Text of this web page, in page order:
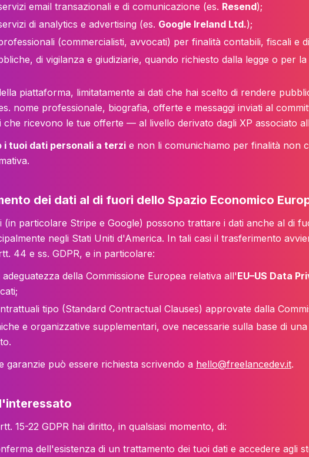
email transazionali e di comunicazione (es. Resend);
di analytics e advertising (es. Google Ireland Ltd.);
(commercialisti, avvocati) per finalità contabili, fiscali e
di vigilanza e giudiziarie, quando richiesto dalla legge o per
piattaforma, limitatamente ai dati che hai scelto di rendere
nome professionale, biografia, offerte e messaggi inviati al
che ricevono le tue offerte — al livello derivato dagli XP associato
i tuoi dati personali a terzi e non li comunichiamo per finalità non
dei dati al di fuori dello Spazio Economico
particolare Stripe e Google) possono trattare i dati anche al di
negli Stati Uniti d'America. In tali casi il trasferimento
44 e ss. GDPR, e in particolare:
adeguatezza della Commissione Europea relativa all'EU–US Data
tipo (Standard Contractual Clauses) approvate dalla
e organizzative supplementari, ove necessarie sulla base di
garanzie può essere richiesta scrivendo a hello@freelancedev.it.
15-22 GDPR hai diritto, in qualsiasi momento, di:
dell'esistenza di un trattamento dei tuoi dati e accedere agli